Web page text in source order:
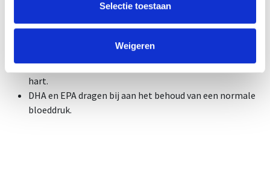
Selectie toestaan
Weigeren
DHA:
Draagt bij aan het behoud van normale hersenfunctie.
EPA en DHA dragen bij aan de normale werking van het
hart.
DHA en EPA dragen bij aan het behoud van een normale
bloeddruk.